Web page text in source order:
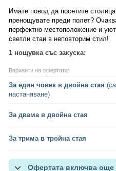
Имате повод да посетите
пренощувате преди полет?
перфектно местоположение и
светли стаи в неповторим стил!
1 нощувка със закуска:
Варианти на офертата:
За един човек в двойна стая
настаняване)
За двама в двойна стая
За трима в тройна стая
Офертата включва още